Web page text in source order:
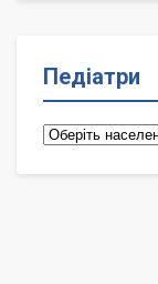
Педіатри
Педіатри